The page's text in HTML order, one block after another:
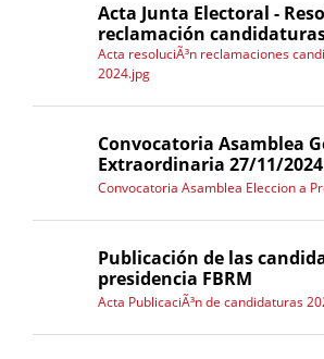
Acta Junta Electoral -
reclamación
Acta resoluciÃ³n reclamaciones
2024.jpg
Convocatoria Asamblea
Extraordinaria 27/11/2024
Convocatoria Asamblea Eleccion a
Publicación de las
presidencia FBRM
Acta PublicaciÃ³n de candidaturas